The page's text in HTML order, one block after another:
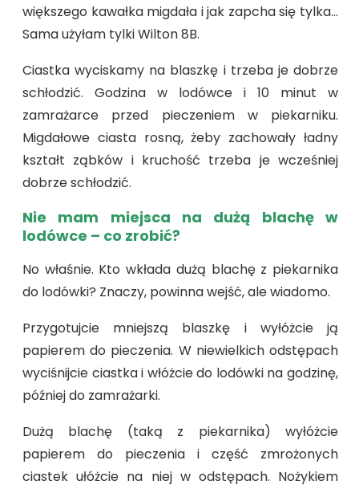
większego kawałka migdała i jak zapcha się tylka…
Sama użyłam tylki Wilton 8B.
Ciastka wyciskamy na blaszkę i trzeba je dobrze
schłodzić. Godzina w lodówce i 10 minut w
zamrażarce przed pieczeniem w piekarniku.
Migdałowe ciasta rosną, żeby zachowały ładny
kształt ząbków i kruchość trzeba je wcześniej
dobrze schłodzić.
Nie mam miejsca na dużą blachę w
lodówce – co zrobić?
No właśnie. Kto wkłada dużą blachę z piekarnika
do lodówki? Znaczy, powinna wejść, ale wiadomo.
Przygotujcie mniejszą blaszkę i wyłóżcie ją
papierem do pieczenia. W niewielkich odstępach
wyciśnijcie ciastka i włóżcie do lodówki na godzinę,
później do zamrażarki.
Dużą blachę (taką z piekarnika) wyłóżcie
papierem do pieczenia i część zmrożonych
ciastek ułóżcie na niej w odstępach. Nożykiem